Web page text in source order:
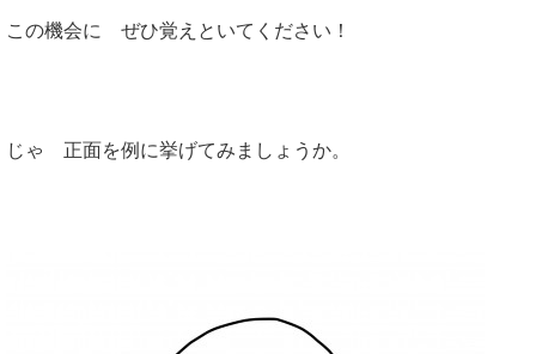
この機会に ぜひ覚えといてください！
じゃ 正面を例に挙げてみましょうか。